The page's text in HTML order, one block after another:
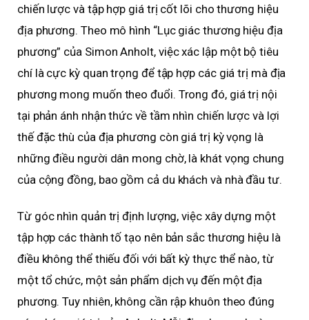
chiến lược và tập hợp giá trị cốt lõi cho thương hiệu
địa phương. Theo mô hình “Lục giác thương hiệu địa
phương” của Simon Anholt, việc xác lập một bộ tiêu
chí là cực kỳ quan trọng để tập hợp các giá trị mà địa
phương mong muốn theo đuổi. Trong đó, giá trị nội
tại phản ánh nhận thức về tầm nhìn chiến lược và lợi
thế đặc thù của địa phương còn giá trị kỳ vọng là
những điều người dân mong chờ, là khát vọng chung
của cộng đồng, bao gồm cả du khách và nhà đầu tư.
Từ góc nhìn quản trị định lượng, việc xây dựng một
tập hợp các thành tố tạo nên bản sắc thương hiệu là
điều không thể thiếu đối với bất kỳ thực thể nào, từ
một tổ chức, một sản phẩm dịch vụ đến một địa
phương. Tuy nhiên, không cần rập khuôn theo đúng